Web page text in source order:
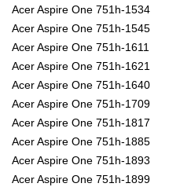
Acer Aspire One 751h-1534
Acer Aspire One 751h-1545
Acer Aspire One 751h-1611
Acer Aspire One 751h-1621
Acer Aspire One 751h-1640
Acer Aspire One 751h-1709
Acer Aspire One 751h-1817
Acer Aspire One 751h-1885
Acer Aspire One 751h-1893
Acer Aspire One 751h-1899